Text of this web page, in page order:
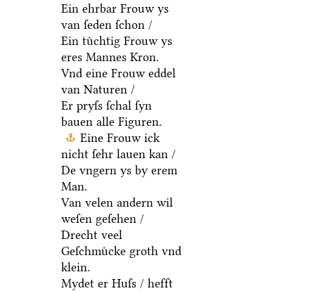
Ein ehrbar Frouw ys
van ſeden ſchon /
Ein tuͤchtig Frouw ys
eres Mannes Kron.
Vnd eine Frouw eddel
van Naturen /
Er pryſs ſchal ſyn
bauen alle Figuren.
Eine Frouw ick
nicht ſehr lauen kan /
De vngern ys by erem
Man.
Van velen andern wil
weſen geſehen /
Drecht veel
Geſchmuͤcke groth vnd
klein.
Mydet er Huſs / hefft